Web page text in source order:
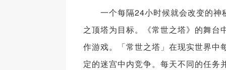
一个每隔24小时候就会改变的神
之顶塔为目标。《常世之塔》的舞
作游戏。「常世之塔」在现实世界中
定的迷宫中内竞争。每天不同的任务